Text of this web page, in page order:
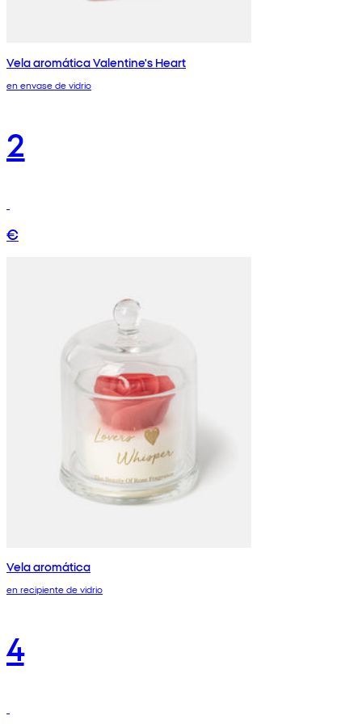
Vela aromática Valentine's Heart
en envase de vidrio
2
€
Vela aromática
en recipiente de vidrio
4